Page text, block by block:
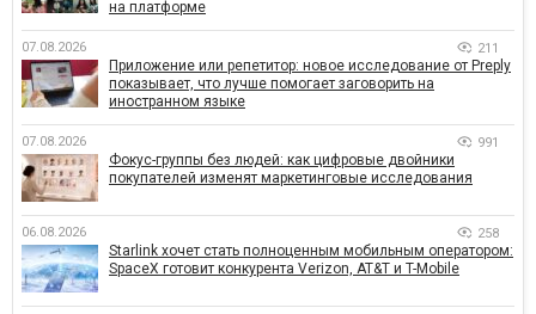
на платформе
07.08.2026 211
Приложение или репетитор: новое исследование от Preply
показывает, что лучше помогает заговорить на
иностранном языке
07.08.2026 991
Фокус-группы без людей: как цифровые двойники
покупателей изменят маркетинговые исследования
06.08.2026 258
Starlink хочет стать полноценным мобильным оператором:
SpaceX готовит конкурента Verizon, AT&T и T-Mobile